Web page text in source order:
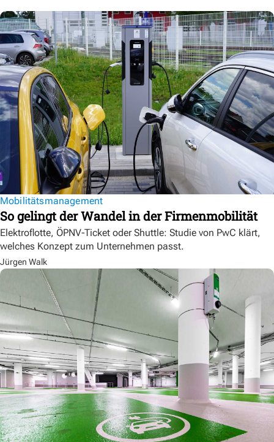
Mobilitätsmanagement
So gelingt der Wandel in der Firmenmobilität
Elektroflotte, ÖPNV-Ticket oder Shuttle: Studie von PwC klärt,
welches Konzept zum Unternehmen passt.
Jürgen Walk